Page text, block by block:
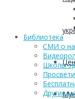
Библиотека
СМИ о
Школы
Другие